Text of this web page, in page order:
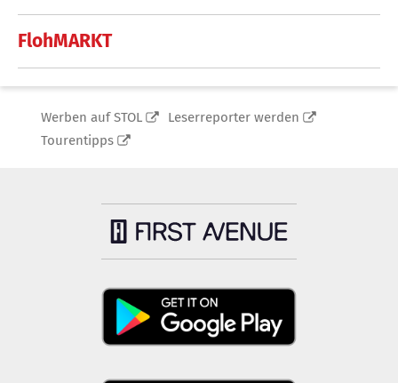
FlohMARKT
Werben auf STOL
Leserreporter werden
Tourentipps